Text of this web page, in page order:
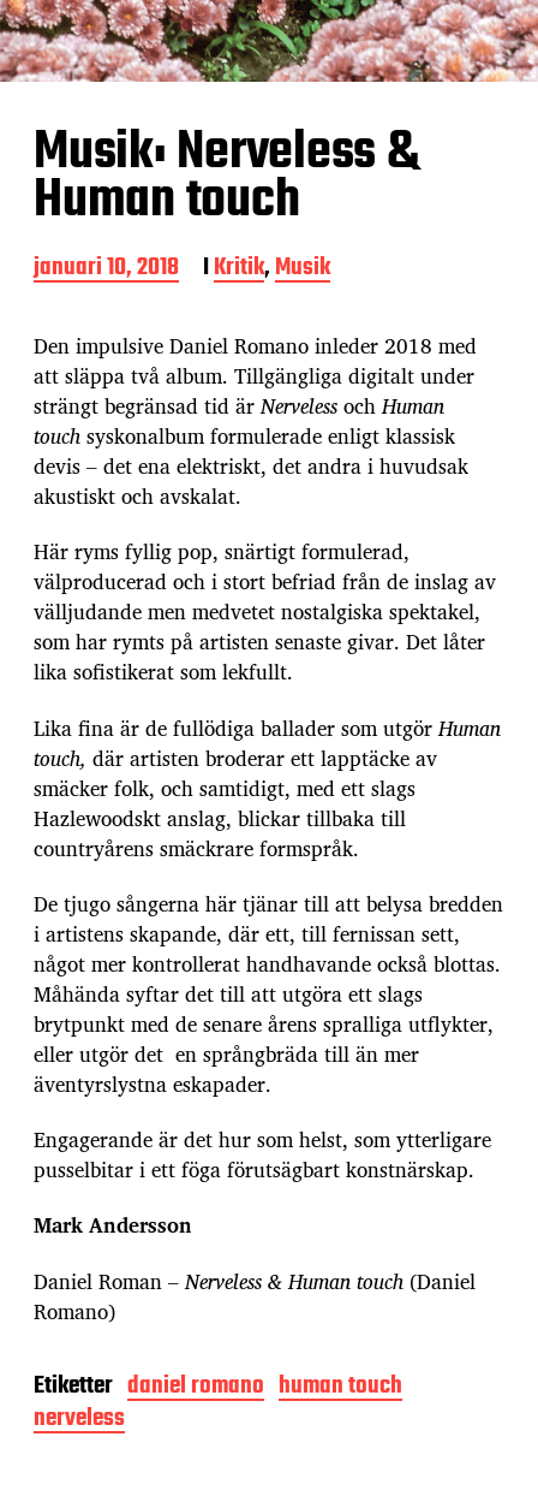
Musik: Nerveless &
Human touch
I
n
ä
g
g
s
d
a
t
u
januari 10, 2018 IKritik,Musik
Den impulsive Daniel Romano inleder 2018 med
att släppa två album. Tillgängliga digitalt under
strängt begränsad tid ärNervelessochHuman
touchsyskonalbum formulerade enligt klassisk
devis – det ena elektriskt, det andra i huvudsak
akustiskt och avskalat.
Här ryms fyllig pop, snärtigt formulerad,
välproducerad och i stort befriad från de inslag av
välljudande men medvetet nostalgiska spektakel,
som har rymts på artisten senaste givar. Det låter
lika sofistikerat som lekfullt.
Lika fina är de fullödiga ballader som utgörHuman
touch, där artisten broderar ett lapptäcke av
smäcker folk, och samtidigt, med ett slags
Hazlewoodskt anslag, blickar tillbaka till
countryårens smäckrare formspråk.
De tjugo sångerna här tjänar till att belysa bredden
i artistens skapande, där ett, till fernissan sett,
något mer kontrollerat handhavande också blottas.
Måhända syftar det till att utgöra ett slags
brytpunkt med de senare årens spralliga utflykter,
eller utgör det en språngbräda till än mer
äventyrslystna eskapader.
Engagerande är det hur som helst, som ytterligare
pusselbitar i ett föga förutsägbart konstnärskap.
Mark Andersson
Daniel Roman –Nerveless & Human touch (Daniel
Romano)
Etiketter daniel romano human touch
nerveless